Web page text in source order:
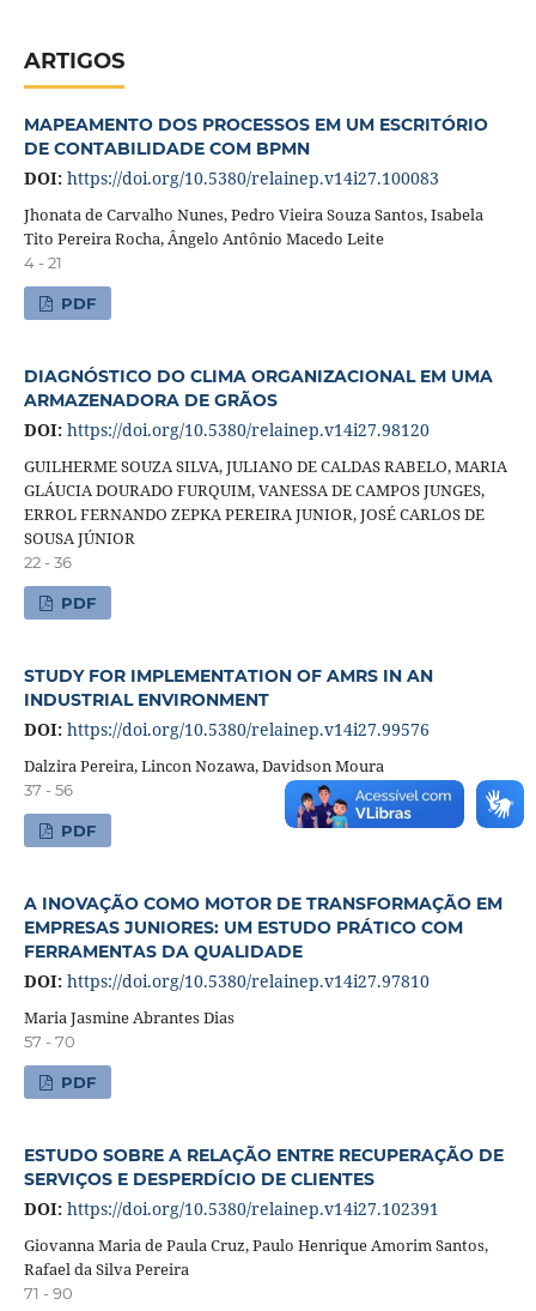
ARTIGOS
MAPEAMENTO DOS PROCESSOS EM UM ESCRITÓRIO
DE CONTABILIDADE COM BPMN
DOI: https://doi.org/10.5380/relainep.v14i27.100083
Jhonata de Carvalho Nunes, Pedro Vieira Souza Santos, Isabela
Tito Pereira Rocha, Ângelo Antônio Macedo Leite
4 - 21
PDF
DIAGNÓSTICO DO CLIMA ORGANIZACIONAL EM UMA
ARMAZENADORA DE GRÃOS
DOI: https://doi.org/10.5380/relainep.v14i27.98120
GUILHERME SOUZA SILVA, JULIANO DE CALDAS RABELO, MARIA
GLÁUCIA DOURADO FURQUIM, VANESSA DE CAMPOS JUNGES,
ERROL FERNANDO ZEPKA PEREIRA JUNIOR, JOSÉ CARLOS DE
SOUSA JÚNIOR
22 - 36
PDF
STUDY FOR IMPLEMENTATION OF AMRS IN AN
INDUSTRIAL ENVIRONMENT
DOI: https://doi.org/10.5380/relainep.v14i27.99576
Dalzira Pereira, Lincon Nozawa, Davidson Moura
37 - 56
PDF
A INOVAÇÃO COMO MOTOR DE TRANSFORMAÇÃO EM
EMPRESAS JUNIORES: UM ESTUDO PRÁTICO COM
FERRAMENTAS DA QUALIDADE
DOI: https://doi.org/10.5380/relainep.v14i27.97810
Maria Jasmine Abrantes Dias
57 - 70
PDF
ESTUDO SOBRE A RELAÇÃO ENTRE RECUPERAÇÃO DE
SERVIÇOS E DESPERDÍCIO DE CLIENTES
DOI: https://doi.org/10.5380/relainep.v14i27.102391
Giovanna Maria de Paula Cruz, Paulo Henrique Amorim Santos,
Rafael da Silva Pereira
71 - 90